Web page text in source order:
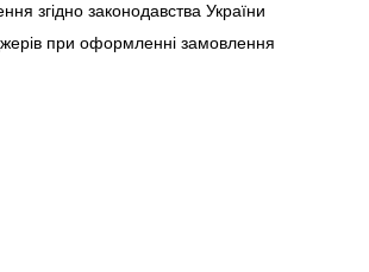
згідно законодавства України
при оформленні замовлення